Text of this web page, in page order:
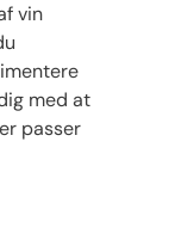
vin
med at
passer